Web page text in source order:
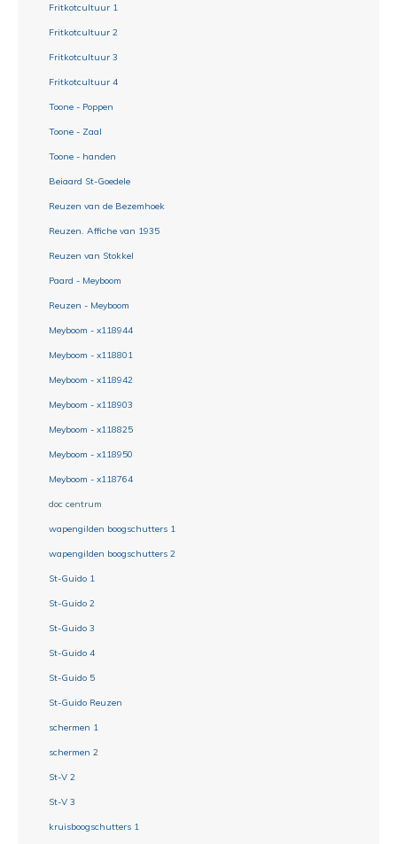
Fritkotcultuur 1
Fritkotcultuur 2
Fritkotcultuur 3
Fritkotcultuur 4
Toone - Poppen
Toone - Zaal
Toone - handen
Beiaard St-Goedele
Reuzen van de Bezemhoek
Reuzen. Affiche van 1935
Reuzen van Stokkel
Paard - Meyboom
Reuzen - Meyboom
Meyboom - x118944
Meyboom - x118801
Meyboom - x118942
Meyboom - x118903
Meyboom - x118825
Meyboom - x118950
Meyboom - x118764
doc centrum
wapengilden boogschutters 1
wapengilden boogschutters 2
St-Guido 1
St-Guido 2
St-Guido 3
St-Guido 4
St-Guido 5
St-Guido Reuzen
schermen 1
schermen 2
St-V 2
St-V 3
kruisboogschutters 1